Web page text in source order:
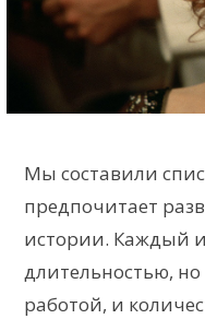
Мы составили
предпочитает
истории. Каждый
длительностью,
работой, и